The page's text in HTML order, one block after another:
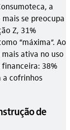
a
se preocupa
Z, 31%
“máxima”. Ao
ativa no uso
38%
a cofrinhos
de